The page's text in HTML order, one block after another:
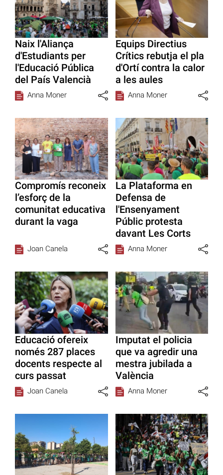
Naix l'Aliança
d'Estudiants per
l'Educació Pública
del País Valencià
Anna Moner
Equips Directius
Crítics rebutja el pla
d'Ortí contra la calor
a les aules
Anna Moner
Compromís reconeix
l’esforç de la
comunitat educativa
durant la vaga
Joan Canela
La Plataforma en
Defensa de
l'Ensenyament
Públic protesta
davant Les Corts
Anna Moner
Educació ofereix
només 287 places
docents respecte al
curs passat
Joan Canela
Imputat el policia
que va agredir una
mestra jubilada a
València
Anna Moner